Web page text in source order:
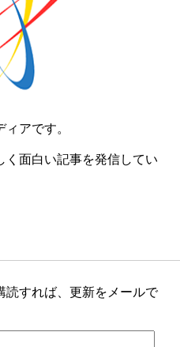
アです。
く面白い記事を発信してい
読すれば、更新をメールで